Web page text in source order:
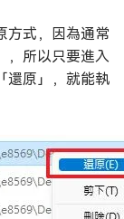
方式，因為通常
，所以只要進入
還原」，就能執